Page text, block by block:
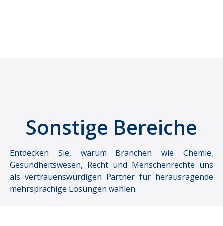
Sonstige Bereiche
Entdecken Sie, warum Branchen wie Chemie,
Gesundheitswesen, Recht und Menschenrechte uns
als vertrauenswürdigen Partner für herausragende
mehrsprachige Lösungen wählen.